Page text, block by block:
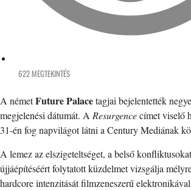
622 MEGTEKINTÉS
A németFuture Palacetagjai bejelentették
megjelenési dátumát. A Resurgencecímet viselő
31-én fog napvilágot látni a Century Mediának
A lemez az elszigeteltséget, a belső
újjáépítéséért folytatott küzdelmet vizsgálja
hardcore intenzitását filmzeneszerű